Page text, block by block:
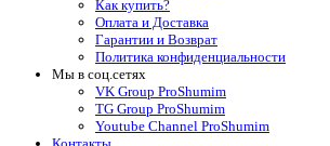
Как купить?
Оплата и Доставка
Гарантии и Возврат
Политика конфиденциальности
Мы в соц.сетях
VK Group ProShumim
TG Group ProShumim
Youtube Channel ProShumim